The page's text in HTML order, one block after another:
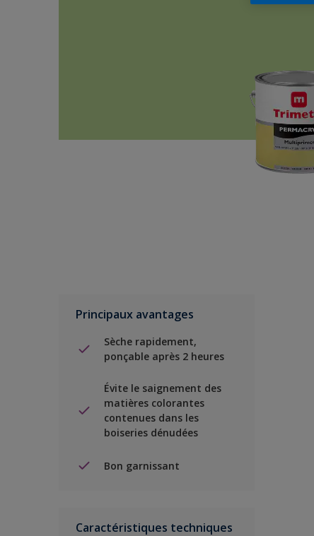
Principaux avantages
Sèche rapidement,
ponçable après 2 heures
Évite le saignement des
matières colorantes
contenues dans les
boiseries dénudées
Bon garnissant
Caractéristiques techniques